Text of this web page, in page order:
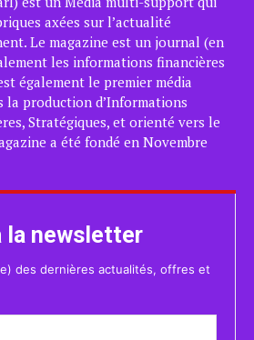
axées sur l’actualité
Le magazine est un journal (en
les informations financières
également le premier média
la production d’Informations
Stratégiques, et orienté vers le
a été fondé en Novembre
la newsletter
des dernières actualités, offres et